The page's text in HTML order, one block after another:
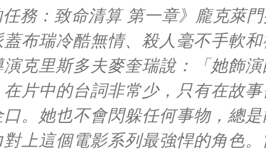
務：致命清算 第一章》龐克萊
布瑞冷酷無情、殺人毫不手軟
克里斯多夫麥奎瑞說：「她飾
片中的台詞非常少，只有在故
。她也不會閃躲任何事物，總
上這個電影系列最強悍的角色